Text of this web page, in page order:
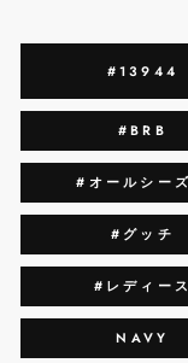
#13944
#BRB
#オールシー
#グッチ
#レディース
NAVY